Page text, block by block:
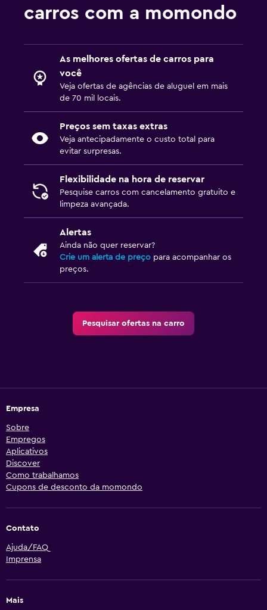
carros com a momondo
As melhores ofertas de carros para
você
Veja ofertas de agências de aluguel em mais
de 70 mil locais.
Preços sem taxas extras
Veja antecipadamente o custo total para
evitar surpresas.
Flexibilidade na hora de reservar
Pesquise carros com cancelamento gratuito e
limpeza avançada.
Alertas
Ainda não quer reservar?
Crie um alerta de preço para acompanhar os
preços.
Pesquisar ofertas na carro
Empresa
Sobre
Empregos
Aplicativos
Discover
Como trabalhamos
Cupons de desconto da momondo
Contato
Ajuda/FAQ
Imprensa
Mais